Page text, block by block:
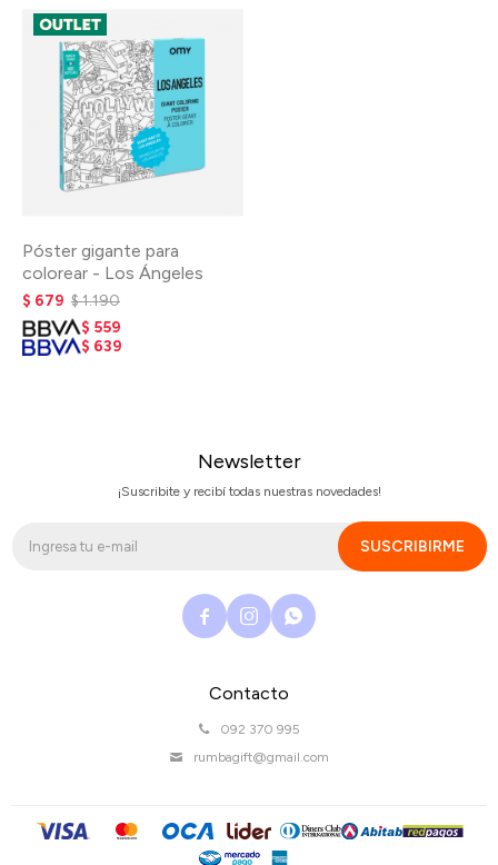
Póster gigante para
colorear - Los Ángeles
$ 679 $1.190
$ 559
$ 639
Contacto
092 370 995
rumbagift@gmail.com
Newsletter
¡Suscribite y recibí todas nuestras novedades!
SUSCRIBIRME
  